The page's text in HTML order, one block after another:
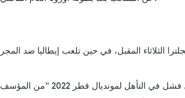
وقال روبرتو مانشيني مدرب إيطاليا، الذي فشل في التأهل لمونديال قطر 2022 "من المؤسف